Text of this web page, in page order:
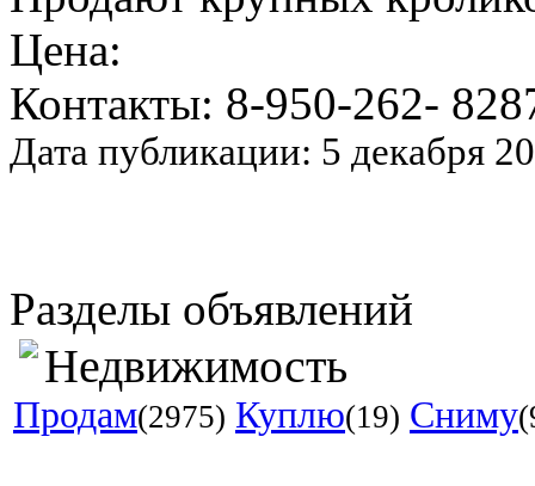
Цена:
Контакты: 8-950-262-
Дата публикации: 5 декабря
Разделы объявлений
Недвижимость
Продам(2975) Куплю(19) Сниму